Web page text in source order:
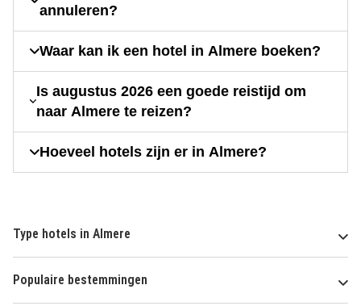
annuleren?
Waar kan ik een hotel in Almere boeken?
Is augustus 2026 een goede reistijd om
naar Almere te reizen?
Hoeveel hotels zijn er in Almere?
Type hotels in Almere
Populaire bestemmingen